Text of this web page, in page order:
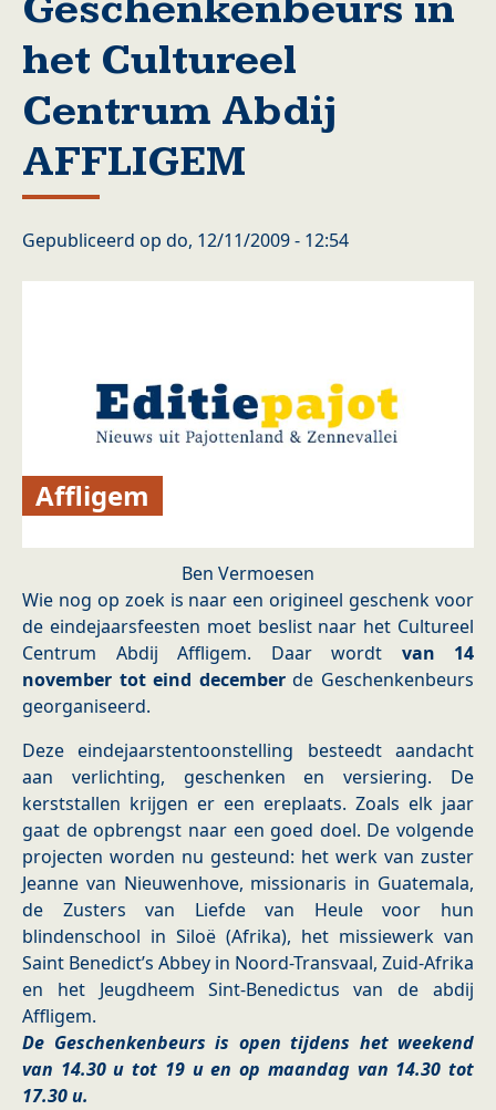
het Cultureel
Centrum Abdij
AFFLIGEM
Gepubliceerd op do, 12/11/2009 - 12:54
Affligem
Ben Vermoesen
Wie nog op zoek is naar een origineel geschenk voor
de eindejaarsfeesten moet beslist naar het Cultureel
Centrum Abdij Affligem. Daar wordt van 14
november tot eind decemberde Geschenkenbeurs
georganiseerd.
Deze eindejaarstentoonstelling besteedt aandacht
aan verlichting, geschenken en versiering. De
kerststallen krijgen er een ereplaats. Zoals elk jaar
gaat de opbrengst naar een goed doel. De volgende
projecten worden nu gesteund: het werk van zuster
Jeanne van Nieuwenhove, missionaris in Guatemala,
de Zusters van Liefde van Heule voor hun
blindenschool in Siloë (Afrika), het missiewerk van
Saint Benedict’s Abbey in Noord-Transvaal, Zuid-Afrika
en het Jeugdheem Sint-Benedictus van de abdij
Affligem.
De Geschenkenbeurs is open tijdens het weekend
van 14.30 u tot 19 u en op maandag van 14.30 tot
17.30 u.